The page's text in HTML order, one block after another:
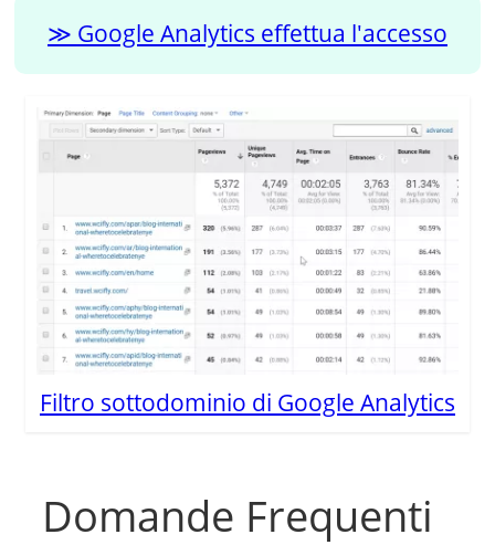
Google Analytics effettua l'accesso
Filtro sottodominio di Google Analytics
Domande Frequenti